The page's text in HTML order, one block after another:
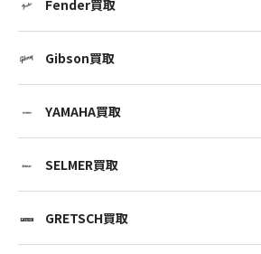
Fender買取
Gibson買取
YAMAHA買取
SELMER買取
GRETSCH買取